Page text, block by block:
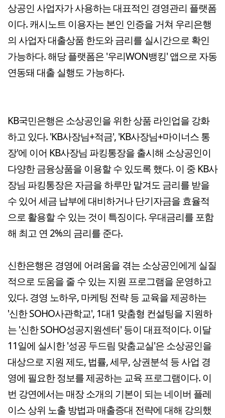
상공인 사업자가 사용하는 대표적인 경영관리 플랫폼
이다. 캐시노트 이용자는 본인 인증을 거쳐 우리은행
의 사업자 대출상품 한도와 금리를 실시간으로 확인
가능하다. 해당 플랫폼은 '우리WON뱅킹' 앱으로 자동
연동돼 대출 실행도 가능하다.
KB국민은행은 소상공인을 위한 상품 라인업을 강화
하고 있다. 'KB사장님+적금', 'KB사장님+마이너스 통
장'에 이어 KB사장님 파킹통장을 출시해 소상공인이
다양한 금융상품을 이용할 수 있도록 했다. 이 중 KB사
장님 파킹통장은 자금을 하루만 맡겨도 금리를 받을
수 있어 세금 납부에 대비하거나 단기자금을 효율적
으로 활용할 수 있는 것이 특징이다. 우대금리를 포함
해 최고 연 2%의 금리를 준다.
신한은행은 경영에 어려움을 겪는 소상공인에게 실질
적으로 도움을 줄 수 있는 지원 프로그램을 운영하고
있다. 경영 노하우, 마케팅 전략 등 교육을 제공하는
'신한 SOHO사관학교', 1대1 맞춤형 컨설팅을 지원하
는 '신한 SOHO성공지원센터' 등이 대표적이다. 이달
11일에 실시한 '성공 두드림 맞춤교실'은 소상공인을
대상으로 지원 제도, 법률, 세무, 상권분석 등 사업 경
영에 필요한 정보를 제공하는 교육 프로그램이다. 이
번 강연에서는 매장 소개의 기본이 되는 네이버 플레
이스 상위 노출 방법과 매출증대 전략에 대해 강의했